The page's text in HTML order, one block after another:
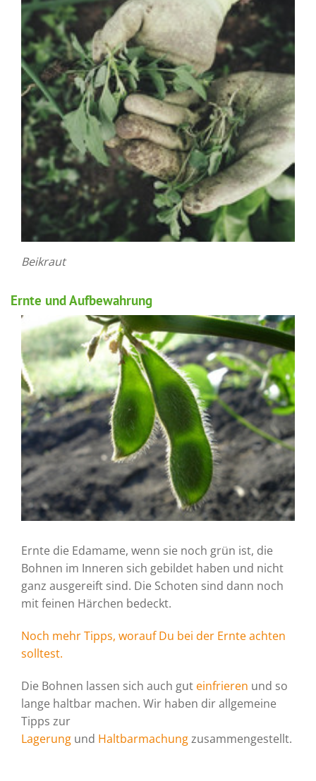
Beikraut
Ernte und Aufbewahrung
Ernte die Edamame, wenn sie noch grün ist, die
Bohnen im Inneren sich gebildet haben und nicht
ganz ausgereift sind. Die Schoten sind dann noch
mit feinen Härchen bedeckt.
Noch mehr Tipps, worauf Du bei der Ernte achten
solltest.
Die Bohnen lassen sich auch gut einfrieren und so
lange haltbar machen. Wir haben dir allgemeine
Tipps zur
Lagerung und Haltbarmachungzusammengestellt.